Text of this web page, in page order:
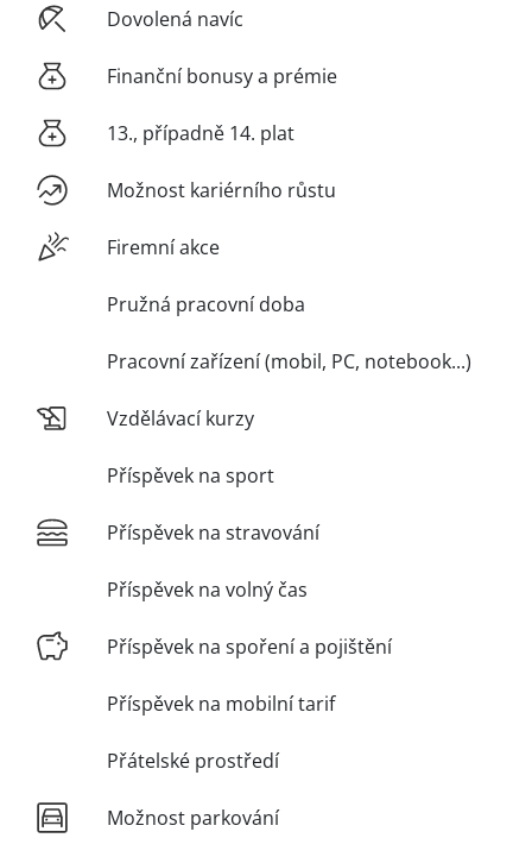
Dovolená navíc
Finanční bonusy a prémie
13., případně 14. plat
Možnost kariérního růstu
Firemní akce
Pružná pracovní doba
Pracovní zařízení (mobil, PC, notebook...)
Vzdělávací kurzy
Příspěvek na sport
Příspěvek na stravování
Příspěvek na volný čas
Příspěvek na spoření a pojištění
Příspěvek na mobilní tarif
Přátelské prostředí
Možnost parkování